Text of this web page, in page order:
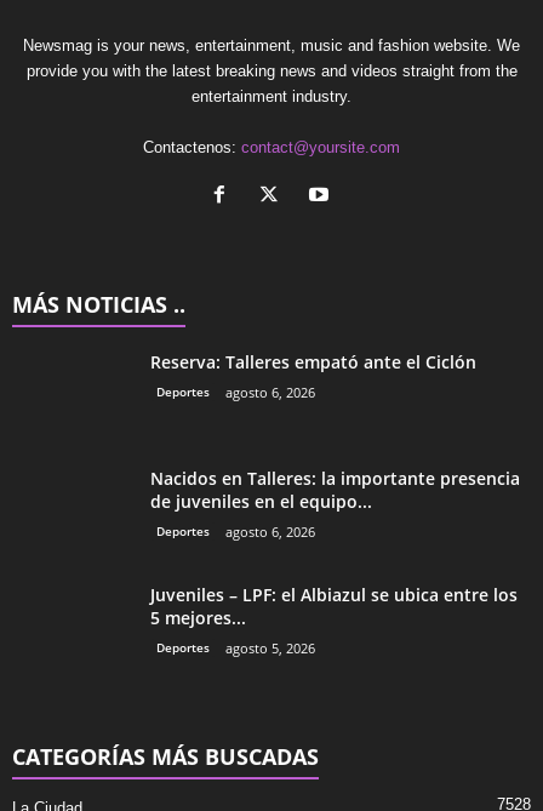
Newsmag is your news, entertainment, music and fashion website. We
provide you with the latest breaking news and videos straight from the
entertainment industry.
Contactenos: contact@yoursite.com
MÁS NOTICIAS ..
Reserva: Talleres empató ante el Ciclón
Deportes agosto 6, 2026
Nacidos en Talleres: la importante presencia
de juveniles en el equipo...
Deportes agosto 6, 2026
Juveniles – LPF: el Albiazul se ubica entre los
5 mejores...
Deportes agosto 5, 2026
CATEGORÍAS MÁS BUSCADAS
7528